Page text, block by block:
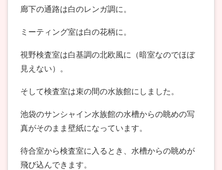
廊下の通路は白のレンガ調に。
ミーティング室は白の花柄に。
視野検査室は白基調の北欧風に（暗室なのでほぼ
見えない）。
そして検査室は束の間の水族館にしました。
池袋のサンシャイン水族館の水槽からの眺めの写
真がそのまま壁紙になっています。
待合室から検査室に入るとき、水槽からの眺めが
飛び込んできます。